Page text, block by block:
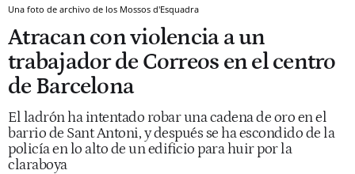
Una foto de archivo de los Mossos d'Esquadra
Atracan con violencia a un
trabajador de Correos en el centro
de Barcelona
El ladrón ha intentado robar una cadena de oro en el
barrio de Sant Antoni, y después se ha escondido de la
policía en lo alto de un edificio para huir por la
claraboya